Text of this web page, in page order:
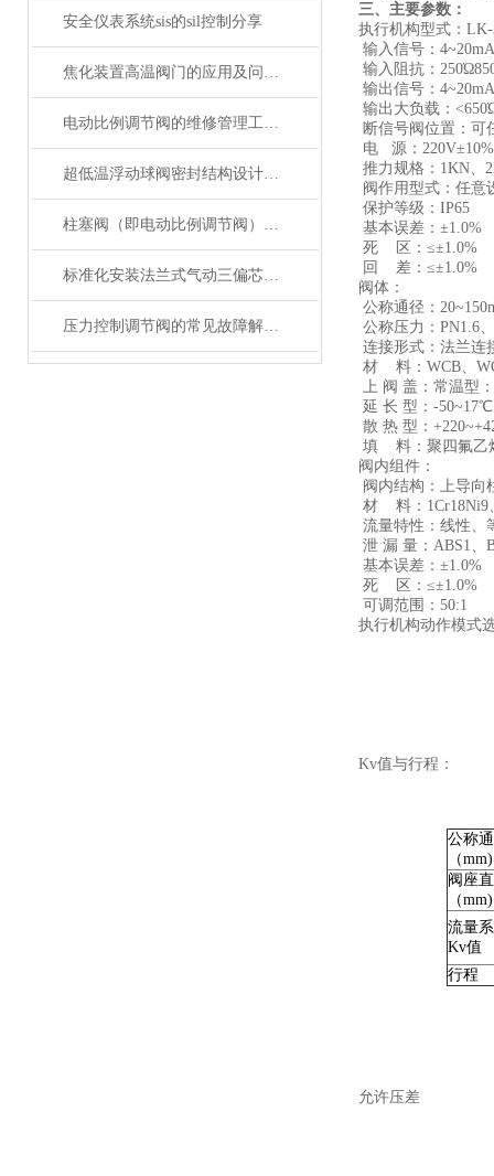
安全仪表系统sis的sil控制分享
焦化装置高温阀门的应用及问题处理方法
电动比例调节阀的维修管理工作方法
超低温浮动球阀密封结构设计分享
柱塞阀（即电动比例调节阀）的特性分析
标准化安装法兰式气动三偏芯蝶阀是保障管路系统安全稳定运行的关键
压力控制调节阀的常见故障解决方法分享
三、主要参数：
执行机构型式：
输入信号：
输入阻抗：
输出信号：
输出大负载：
断信号阀位置：可
电 源：
推力规格：1KN、
阀作用型式：任意
保护等级：IP65
基本误差：±1.0%
死 区：≤±1.0%
回 差：≤±1.0%
阀体：
公称通径：
公称压力：PN1.6
连接形式：法兰连
材 料：WCB、
上 阀 盖：常温型
延 长 型：-50~17℃
散 热 型：
填 料：聚四氟乙
阀内组件：
阀内结构：上导向
材 料：1Cr18Ni9
流量特性：线性、
泄 漏 量：ABS1、
基本误差：±1.0%
死 区：≤±1.0%
可调范围：50:1
执行机构动作模式
Kv值与行程：
公称
（mm)
阀座
（mm)
流量
Kv值
行程
允许压差